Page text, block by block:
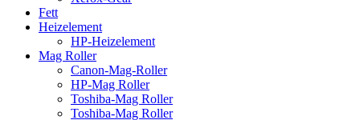
Fett
Heizelement
HP-Heizelement
Mag Roller
Canon-Mag-Roller
HP-Mag Roller
Toshiba-Mag Roller
Toshiba-Mag Roller